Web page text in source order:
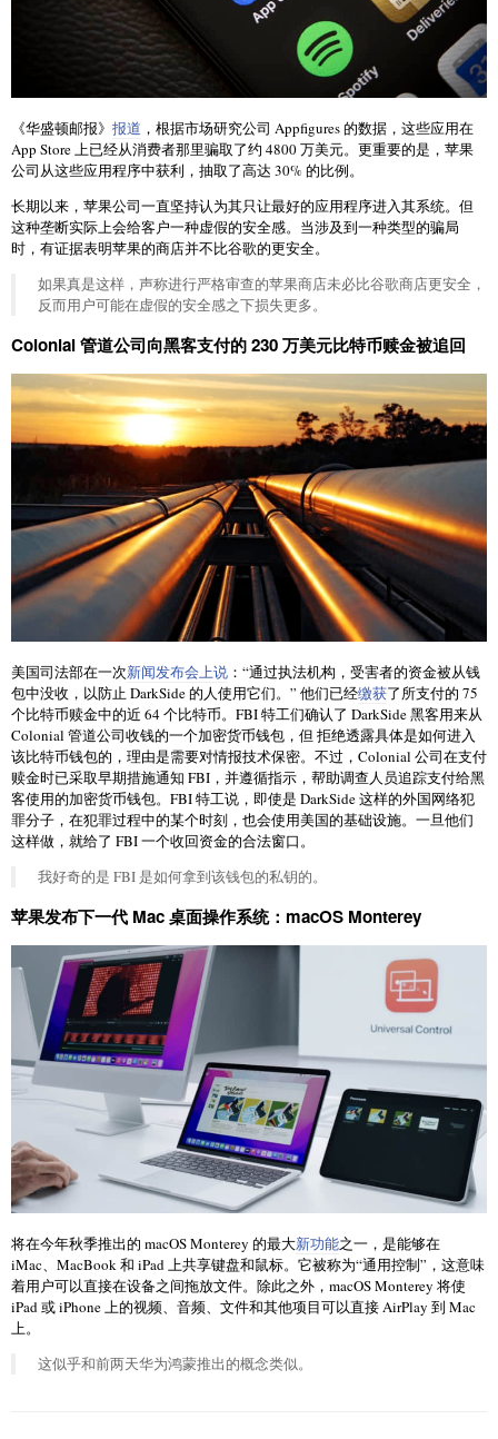
《华盛顿邮报》 报道 ，根据市场研究公司 Appfigures 的数据，这些应用在
App Store 上已经从消费者那里骗取了约 4800 万美元。更重要的是，苹果
公司从这些应用程序中获利，抽取了高达 30% 的比例。
长期以来，苹果公司一直坚持认为其只让最好的应用程序进入其系统。但
这种垄断实际上会给客户一种虚假的安全感。当涉及到一种类型的骗局
时，有证据表明苹果的商店并不比谷歌的更安全。
如果真是这样，声称进行严格审查的苹果商店未必比谷歌商店更安全，
反而用户可能在虚假的安全感之下损失更多。
Colonial 管道公司向黑客支付的 230 万美元比特币赎金被追回
美国司法部在一次新闻发布会上说 ：“通过执法机构，受害者的资金被从钱
包中没收，以防止 DarkSide 的人使用它们。” 他们已经缴获了所支付的 75
个比特币赎金中的近 64 个比特币。FBI 特工们确认了 DarkSide 黑客用来从
Colonial 管道公司收钱的一个加密货币钱包，但 拒绝透露具体是如何进入
该比特币钱包的，理由是需要对情报技术保密。不过，Colonial 公司在支付
赎金时已采取早期措施通知 FBI，并遵循指示，帮助调查人员追踪支付给黑
客使用的加密货币钱包。FBI 特工说，即使是 DarkSide 这样的外国网络犯
罪分子，在犯罪过程中的某个时刻，也会使用美国的基础设施。一旦他们
这样做，就给了 FBI 一个收回资金的合法窗口。
我好奇的是 FBI 是如何拿到该钱包的私钥的。
苹果发布下一代 Mac 桌面操作系统：macOS Monterey
将在今年秋季推出的 macOS Monterey 的最大新功能之一，是能够在
iMac、MacBook 和 iPad 上共享键盘和鼠标。它被称为“通用控制”，这意味
着用户可以直接在设备之间拖放文件。除此之外，macOS Monterey 将使
iPad 或 iPhone 上的视频、音频、文件和其他项目可以直接 AirPlay 到 Mac
上。
这似乎和前两天华为鸿蒙推出的概念类似。